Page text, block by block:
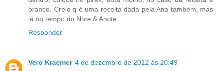
branco. Creio q é uma receita dada pela Ana também, mas
lá no tempo do Note & Anote
Responder
Vero Kraemer 4 de dezembro de 2012 às 20:49